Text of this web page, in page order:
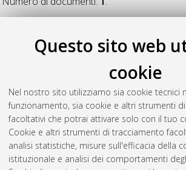
Questo sito web
cookie
Nel nostro sito utilizziamo sia cookie tecnici
funzionamento, sia cookie e altri strumenti
facoltativi che potrai attivare solo con il tuo
Cookie e altri strumenti di tracciamento
analisi statistiche, misure sull'efficacia della
istituzionale e analisi dei comportamenti
(2010)Analisi
progettuale a Rimini.[Laurea
Bologna, Corso di Studio in Ingegneria per
territorio [LS-DM509]
Questa lista e' stata generata ilSun